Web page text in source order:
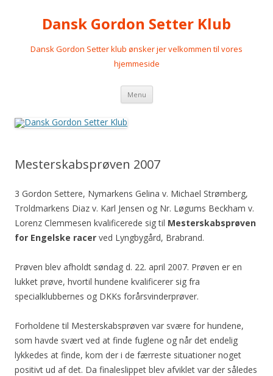
Dansk Gordon Setter Klub
Dansk Gordon Setter klub ønsker jer velkommen til vores
hjemmeside
Menu Videre
indhold
Mesterskabsprøven 2007
3 Gordon Settere, Nymarkens Gelina v. Michael Strømberg,
Troldmarkens Diaz v. Karl Jensen og Nr. Løgums Beckham v.
Lorenz Clemmesen kvalificerede sig til Mesterskabsprøven
for Engelske racer ved Lyngbygård, Brabrand.
Prøven blev afholdt søndag d. 22. april 2007. Prøven er en
lukket prøve, hvortil hundene kvalificerer sig fra
specialklubbernes og DKKs forårsvinderprøver.
Forholdene til Mesterskabsprøven var svære for hundene,
som havde svært ved at finde fuglene og når det endelig
lykkedes at finde, kom der i de færreste situationer noget
positivt ud af det. Da finaleslippet blev afviklet var der således